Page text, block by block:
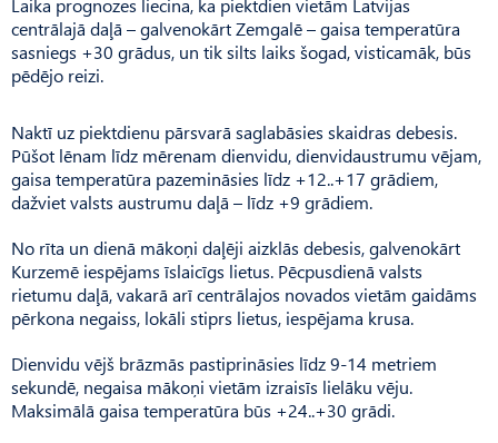
Laika prognozes liecina, ka piektdien vietām Latvijas
centrālajā daļā – galvenokārt Zemgalē – gaisa temperatūra
sasniegs +30 grādus, un tik silts laiks šogad, visticamāk, būs
pēdējo reizi.
Naktī uz piektdienu pārsvarā saglabāsies skaidras debesis.
Pūšot lēnam līdz mērenam dienvidu, dienvidaustrumu vējam,
gaisa temperatūra pazemināsies līdz +12..+17 grādiem,
dažviet valsts austrumu daļā – līdz +9 grādiem.
No rīta un dienā mākoņi daļēji aizklās debesis, galvenokārt
Kurzemē iespējams īslaicīgs lietus. Pēcpusdienā valsts
rietumu daļā, vakarā arī centrālajos novados vietām gaidāms
pērkona negaiss, lokāli stiprs lietus, iespējama krusa.
Dienvidu vējš brāzmās pastiprināsies līdz 9-14 metriem
sekundē, negaisa mākoņi vietām izraisīs lielāku vēju.
Maksimālā gaisa temperatūra būs +24..+30 grādi.